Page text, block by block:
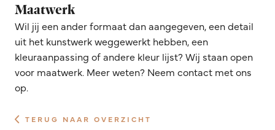
Maatwerk
Wil jij een ander formaat dan aangegeven, een detail
uit het kunstwerk weggewerkt hebben, een
kleuraanpassing of andere kleur lijst? Wij staan open
voor maatwerk. Meer weten? Neem contact met ons
op.
TERUG NAAR OVERZICHT